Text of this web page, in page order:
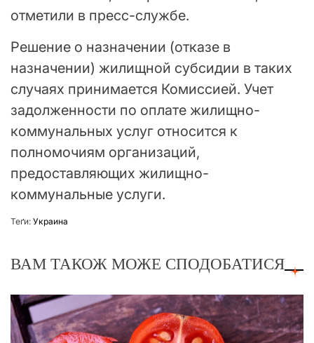
отметили в пресс-службе.
Решение о назначении (отказе в
назначении) жилищной субсидии в таких
случаях принимается Комиссией. Учет
задолженности по оплате жилищно-
коммунальных услуг относится к
полномочиям организаций,
предоставляющих жилищно-
коммунальные услуги.
Теґи: Украина
ВАМ ТАКОЖ МОЖЕ СПОДОБАТИСЯ